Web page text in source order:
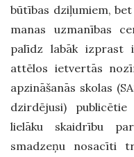
būtības dziļumiem,
manas uzmanības
palīdz labāk izprast
attēlos ietvertās
apzināšanās skolas
dzirdējusi)
lielāku skaidrību
smadzeņu nosacīti